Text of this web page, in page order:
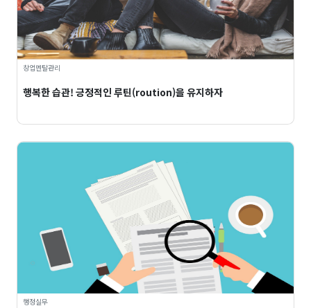
창업멘탈관리
행복한 습관! 긍정적인 루틴(roution)을 유지하자
행정실무